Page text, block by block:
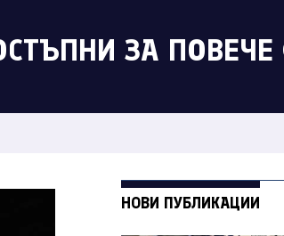
ЗА
НОВИ ПУБЛИКАЦИИ